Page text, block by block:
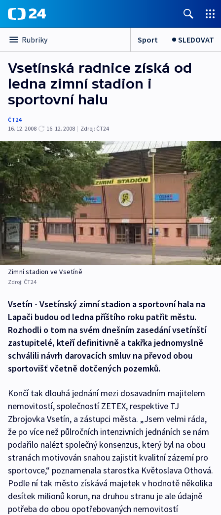
Rubriky Sport SLEDOVAT
Vsetínská radnice získá od
ledna zimní stadion i
sportovní halu
ČT24
16. 12. 2008
16. 12. 2008 | Zdroj: ČT24
Zimní stadion ve Vsetíně
Zdroj: ČT24
Vsetín - Vsetínský zimní stadion a sportovní hala na
Lapači budou od ledna příštího roku patřit městu.
Rozhodli o tom na svém dnešním zasedání vsetínští
zastupitelé, kteří definitivně a takřka jednomyslně
schválili návrh darovacích smluv na převod obou
sportovišť včetně dotčených pozemků.
Končí tak dlouhá jednání mezi dosavadním majitelem
nemovitostí, společností ZETEX, respektive TJ
Zbrojovka Vsetín, a zástupci města. „Jsem velmi ráda,
že po více než půlročních intenzivních jednáních se nám
podařilo nalézt společný konsenzus, který byl na obou
stranách motivován snahou zajistit kvalitní zázemí pro
sportovce,“ poznamenala starostka Květoslava Othová.
Podle ní tak město získává majetek v hodnotě několika
desítek milionů korun, na druhou stranu je ale údajně
potřeba do obou opotřebovaných nemovitostí